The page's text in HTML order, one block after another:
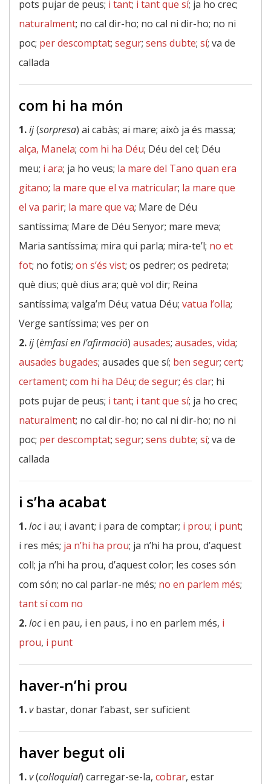
pots pujar de peus; i tant; i tant que sí; ja ho crec;
naturalment; no cal dir-ho; no cal ni dir-ho; no ni
poc; per descomptat; segur; sens dubte; sí; va de
callada
com hi ha món
1.ij(sorpresa) ai cabàs; ai mare; això ja és massa;
alça, Manela; com hi ha Déu; Déu del cel; Déu
meu; i ara; ja ho veus; la mare del Tano quan era
gitano; la mare que el va matricular; la mare que
el va parir; la mare que va; Mare de Déu
santíssima; Mare de Déu Senyor; mare meva;
Maria santíssima; mira qui parla; mira-te’l; no et
fot; no fotis; on s’és vist; os pedrer; os pedreta;
què dius; què dius ara; què vol dir; Reina
santíssima; valga’m Déu; vatua Déu; vatua l’olla;
Verge santíssima; ves per on
2.ij(èmfasi en l’afirmació) ausades; ausades, vida;
ausades bugades; ausades que sí; ben segur; cert;
certament; com hi ha Déu; de segur; és clar; hi
pots pujar de peus; i tant; i tant que sí; ja ho crec;
naturalment; no cal dir-ho; no cal ni dir-ho; no ni
poc; per descomptat; segur; sens dubte; sí; va de
callada
i s’ha acabat
1.loci au; i avant; i para de comptar; i prou; i punt;
i res més; ja n’hi ha prou; ja n’hi ha prou, d’aquest
coll; ja n’hi ha prou, d’aquest color; les coses són
com són; no cal parlar-ne més; no en parlem més;
tant sí com no
2.loci en pau, i en paus, i no en parlem més, i
prou, i punt
haver-n’hi prou
1.vbastar, donar l’abast, ser suficient
haver begut oli
1.v(col·loquial) carregar-se-la, cobrar, estar